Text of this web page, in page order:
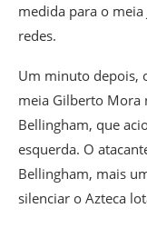
medida para o
redes.
Um minuto depois,
meia Gilberto Mora
Bellingham, que
esquerda. O
Bellingham, mais
silenciar o Azteca